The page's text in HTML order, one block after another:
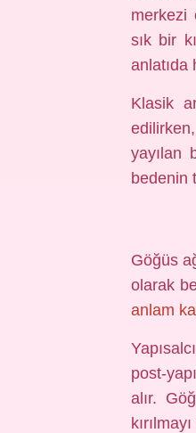
merkezi
sık bir
anlatıda
Klasik
yayılan
bedenin
Göğüs
olarak
anlam
post-
alır.